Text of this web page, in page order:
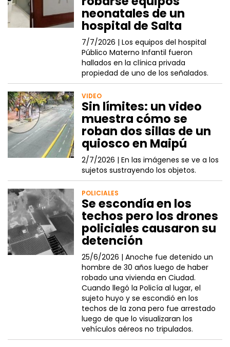
neonatales de un
hospital de Salta
7/7/2026 |Los equipos del hospital
Público Materno Infantil fueron
hallados en la clínica privada
propiedad de uno de los señalados.
VIDEO
Sin límites: un video
muestra cómo se
roban dos sillas de un
quiosco en Maipú
2/7/2026 |En las imágenes se ve a los
sujetos sustrayendo los objetos.
POLICIALES
Se escondía en los
techos pero los drones
policiales causaron su
detención
25/6/2026 |Anoche fue detenido un
hombre de 30 años luego de haber
robado una vivienda en Ciudad.
Cuando llegó la Policía al lugar, el
sujeto huyo y se escondió en los
techos de la zona pero fue arrestado
luego de que lo visualizaran los
vehículos aéreos no tripulados.